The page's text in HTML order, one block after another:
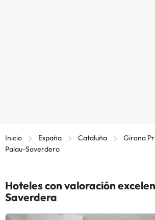
Inicio España Cataluña
Girona
Palau-Saverdera
Hoteles con valoración
Saverdera